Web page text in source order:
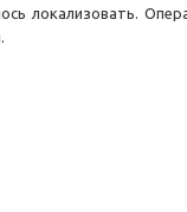
локализовать.